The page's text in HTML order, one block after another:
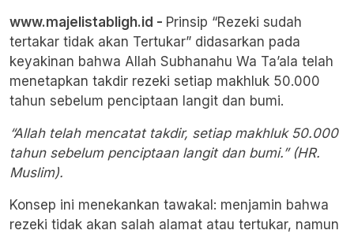
www.majelistabligh.id - Prinsip “Rezeki sudah
tertakar tidak akan Tertukar” didasarkan pada
keyakinan bahwa Allah Subhanahu Wa Ta’ala telah
menetapkan takdir rezeki setiap makhluk 50.000
tahun sebelum penciptaan langit dan bumi.
“Allah telah mencatat takdir, setiap makhluk 50.000
tahun sebelum penciptaan langit dan bumi.” (HR.
Muslim).
Konsep ini menekankan tawakal: menjamin bahwa
rezeki tidak akan salah alamat atau tertukar, namun